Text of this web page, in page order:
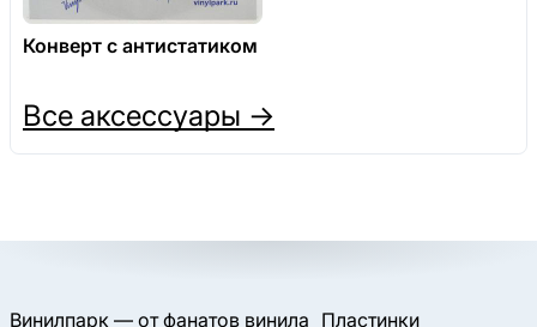
Конверт с антистатиком
Все аксессуары →
Винилпарк — от фанатов винила Пластинки